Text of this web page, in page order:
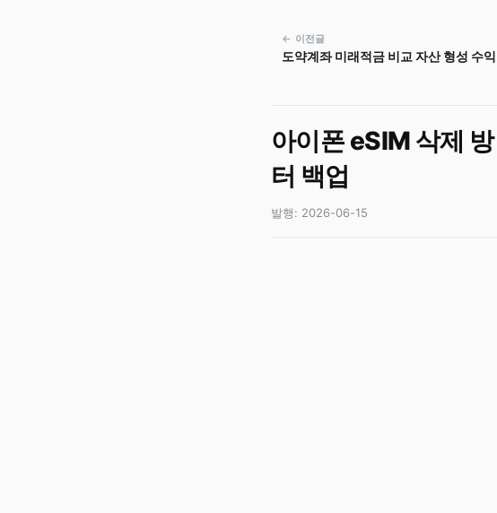
← 이전글
도약계좌 미래적금 비교 자산 형성 수
아이폰 eSIM 삭제
터 백업
발행: 2026-06-15